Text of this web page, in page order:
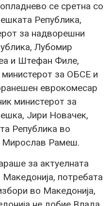
се сретна со
Република,
за надворешни
Лубомир
и Штефан Филе,
министерот за ОБСЕ и
еврокомесар
министерот за
Јири Новачек,
Република во
Мирослав Рамеш.
за актуелната
Македонија, потребата
во Македонија,